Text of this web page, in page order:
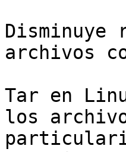
Disminuye
archivos
Tar en
los